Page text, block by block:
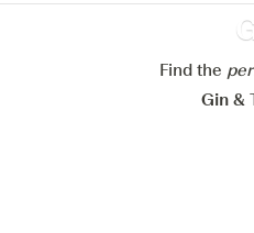
Find the
Gin &
Paramétrer mes cookies
Refuser tout